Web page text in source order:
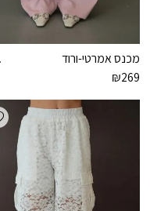
מכנס אמרטי-ורוד
₪269